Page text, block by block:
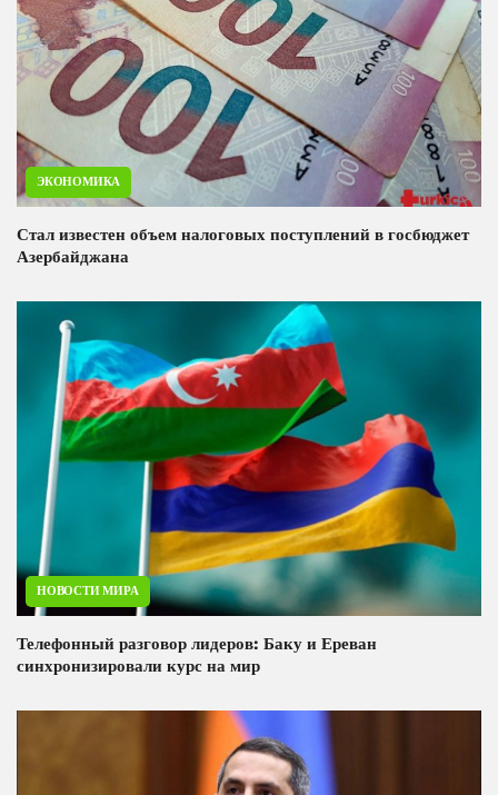
ЭКОНОМИКА
Стал известен объем налоговых поступлений в госбюджет
Азербайджана
НОВОСТИ МИРА
Телефонный разговор лидеров: Баку и Ереван
синхронизировали курс на мир